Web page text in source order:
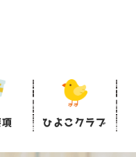
ひよこクラブ